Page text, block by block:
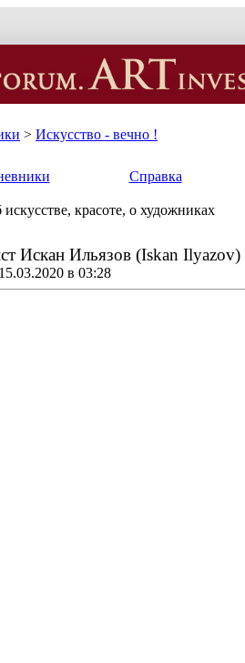
> Искусство - вечно !
Справка
красоте, о художниках
Искан Ильязов (Iskan Ilyazov)
в 03:28